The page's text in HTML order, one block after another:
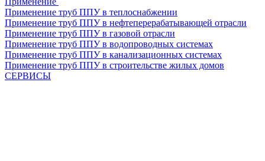
Применение труб ППУ в теплоснабжении
Применение труб ППУ в нефтеперерабатывающей отрасли
Применение труб ППУ в газовой отрасли
Применение труб ППУ в водопроводных системах
Применение труб ППУ в канализационных системах
Применение труб ППУ в строительстве жилых домов
СЕРВИСЫ